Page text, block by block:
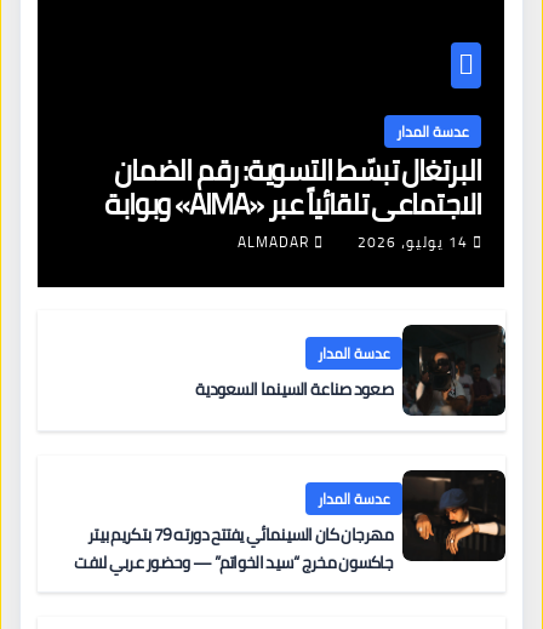
عدسة المدار
البرتغال تبسّط التسوية: رقم الضمان
الاجتماعي تلقائياً عبر «AIMA» وبوابة
جديدة لتجديد الإقامات
14 يوليو، 2026 ALMADAR
عدسة المدار
صعود صناعة السينما السعودية
عدسة المدار
مهرجان كان السينمائي يفتتح دورته 79 بتكريم بيتر
جاكسون مخرج “سيد الخواتم” — وحضور عربي لافت